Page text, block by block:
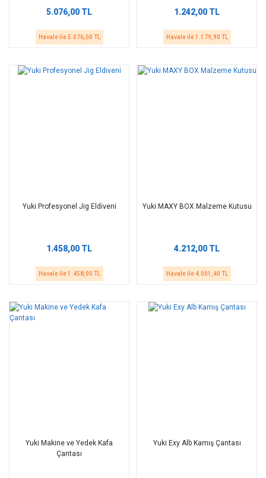
5.076,00 TL
Havale ile 5.076,00 TL
1.242,00 TL
Havale ile 1.179,90 TL
Yuki Profesyonel Jig Eldiveni
1.458,00 TL
Havale ile 1.458,00 TL
Yuki MAXY BOX Malzeme Kutusu
4.212,00 TL
Havale ile 4.001,40 TL
Yuki Makine ve Yedek Kafa
Çantası
Yuki Exy Alb Kamış Çantası